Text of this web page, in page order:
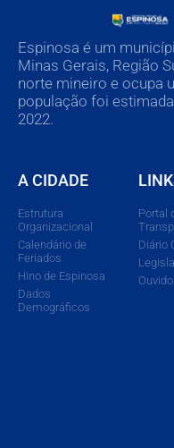
Espinosa é um
Minas Gerais, Região
norte mineiro e ocupa
população foi
2022.
A CIDADE
Estrutura
Organizacional
Calendário de
Feriados
Hino de Espinosa
Dados
Demográficos
Portal
Diário